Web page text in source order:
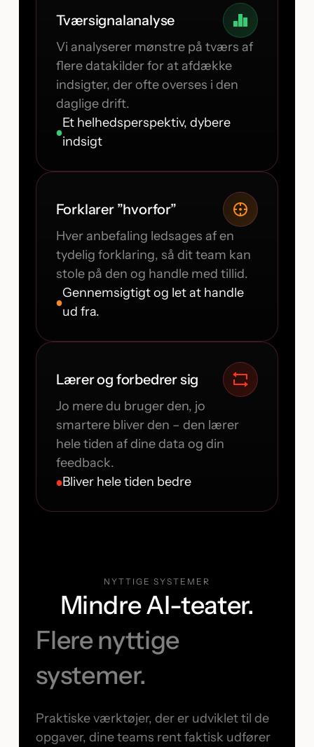
Tværsignalanalyse
Vi analyserer mønstre på tværs af
flere datakilder for at afdække
indsigter, der ofte overses i den
daglige drift.
Et helhedsperspektiv, dybere
indsigt
Forklarer ”hvorfor”
Hver anbefaling ledsages af en
tydelig forklaring, så dit team kan
stole på den og handle med tillid.
Gennemsigtigt og let at handle
ud fra.
Lærer og forbedrer sig
Jo mere du bruger den, jo
smartere bliver den – den lærer
hele tiden af dine data og din
feedback.
Bliver hele tiden bedre
NYTTIGE SYSTEMER
Mindre AI-teater.
Flere nyttige
systemer.
Praktiske værktøjer, der er udviklet til de
opgaver, dine teams rent faktisk udfører